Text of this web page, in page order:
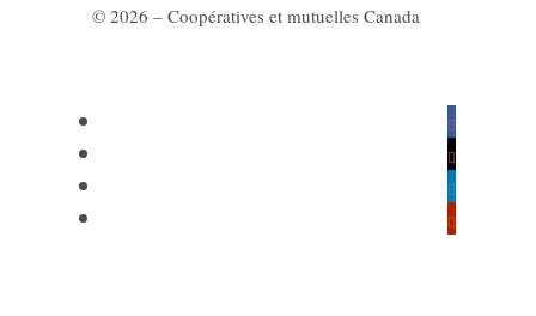
© 2026 – Coopératives et mutuelles Canada